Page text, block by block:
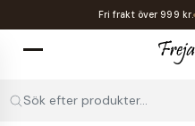
Fri frakt över 999 kr.
Sök efter produkter...